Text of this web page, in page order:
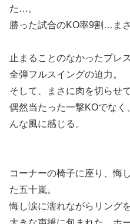
た…。
勝った試合のKO率9割…ま
止まることのなかったプレス
全弾フルスイングの迫力。
そして、まさに肉を切らせ
偶然当たった一撃KOでな
んな風に感じる。
コーナーの椅子に座り、悔
た五十嵐。
悔し涙に濡れながらリング